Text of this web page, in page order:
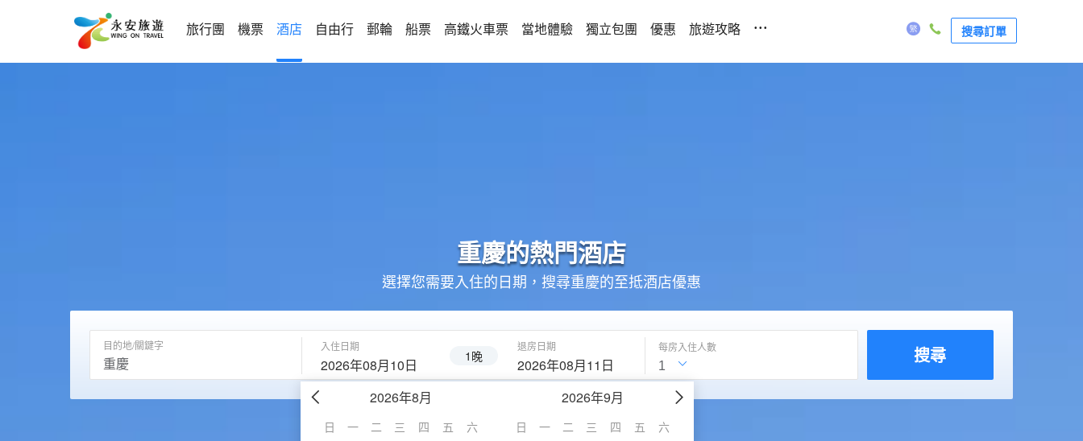
旅行團 機票 酒店 自由行 郵輪 船票 高鐵火車票 當地體驗 獨立包團 優惠 旅遊攻略 ... 搜尋訂單
重慶的熱門酒店
選擇您需要入住的日期，搜尋重慶的至抵酒店優惠
目的地/關鍵字 入住日期
2026年08月10日 1晚
退房日期
2026年08月11日
2026年8月
日 一 二 三 四 五 六
2026年9月
日 一 二 三 四 五 六
每房入住人數 搜尋